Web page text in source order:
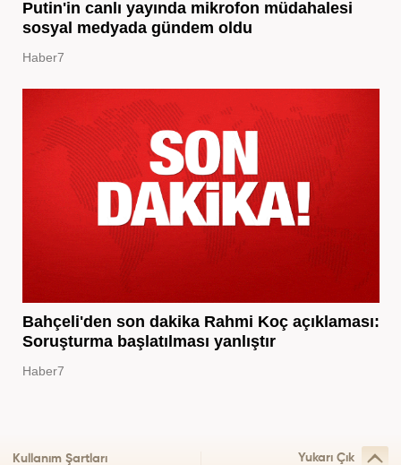
Putin'in canlı yayında mikrofon müdahalesi
sosyal medyada gündem oldu
Haber7
Bahçeli'den son dakika Rahmi Koç açıklaması:
Soruşturma başlatılması yanlıştır
Haber7
Kullanım Şartları Yukarı Çık